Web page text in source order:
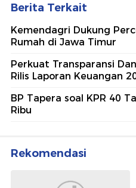
Berita Terkait
Kemendagri Dukung
Rumah di Jawa Timur
Perkuat Transparansi
Rilis Laporan Keuangan
BP Tapera soal KPR 40
Ribu
Rekomendasi